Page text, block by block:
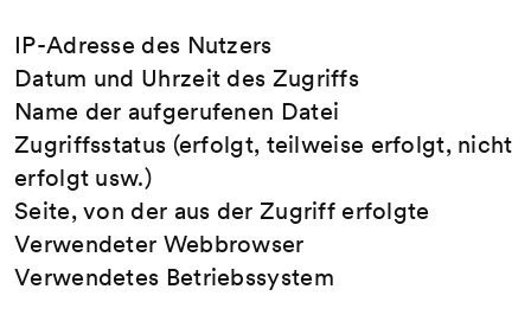
IP-Adresse des Nutzers
Datum und Uhrzeit des Zugriffs
Name der aufgerufenen Datei
Zugriffsstatus (erfolgt, teilweise erfolgt, nicht
erfolgt usw.)
Seite, von der aus der Zugriff erfolgte
Verwendeter Webbrowser
Verwendetes Betriebssystem